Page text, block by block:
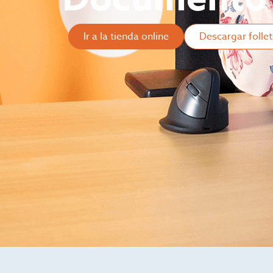
Ir a la tienda online Descargar